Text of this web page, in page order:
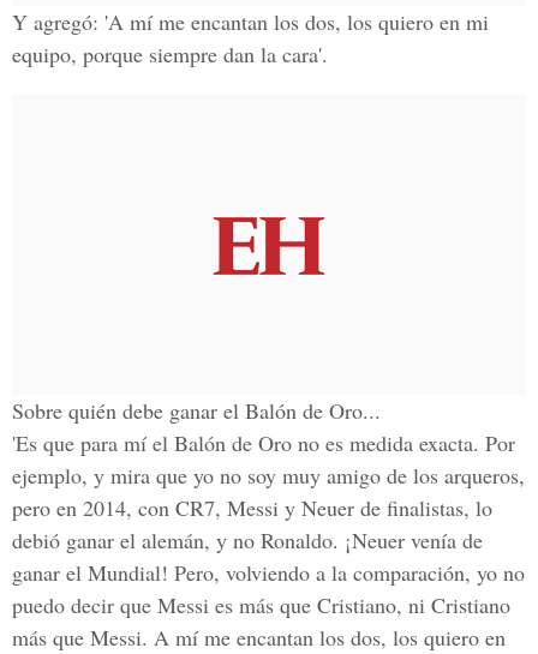
Y agregó: 'A mí me encantan los dos, los quiero en mi
equipo, porque siempre dan la cara'.
Sobre quién debe ganar el Balón de Oro...
'Es que para mí el Balón de Oro no es medida exacta. Por
ejemplo, y mira que yo no soy muy amigo de los arqueros,
pero en 2014, con CR7, Messi y Neuer de finalistas, lo
debió ganar el alemán, y no Ronaldo. ¡Neuer venía de
ganar el Mundial! Pero, volviendo a la comparación, yo no
puedo decir que Messi es más que Cristiano, ni Cristiano
más que Messi. A mí me encantan los dos, los quiero en